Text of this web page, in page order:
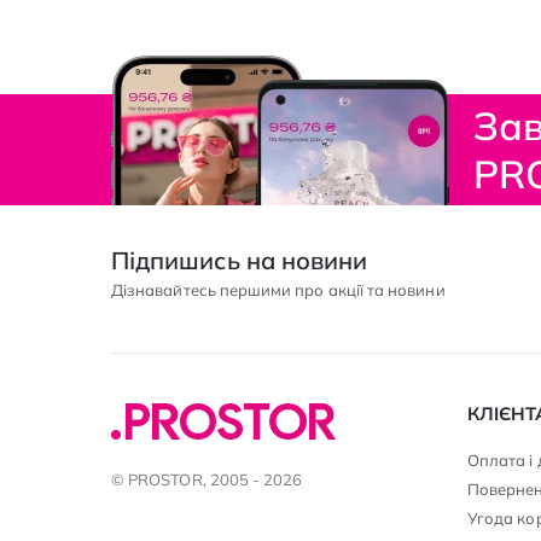
Підпишись на новини
Дізнавайтесь першими про акції та новини
© PROSTOR, 2005 - 2026
Оплата і
Угода